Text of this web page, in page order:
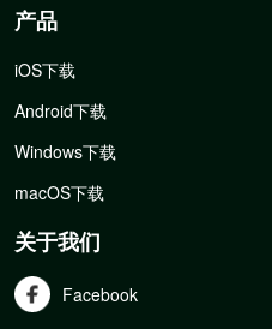
产品
iOS下载
Android下载
Windows下载
macOS下载
关于我们
Facebook